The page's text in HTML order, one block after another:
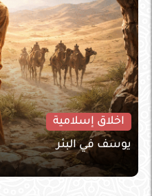
اخلاق إسلامية
يوسف في البئر